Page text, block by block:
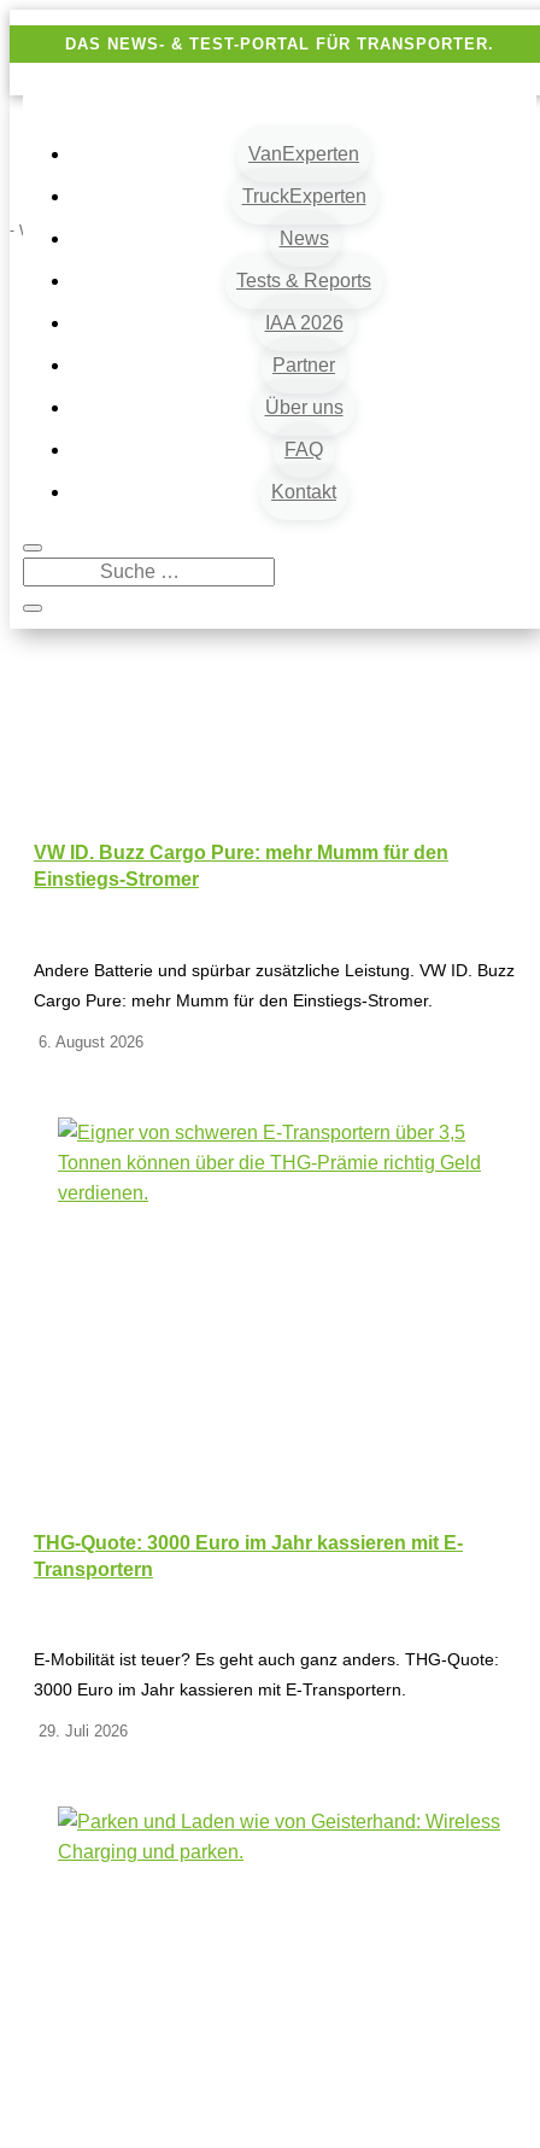
DAS NEWS- & TEST-PORTAL FÜR TRANSPORTER.
VanExperten
TruckExperten
News
Tests & Reports
IAA 2026
Partner
Über uns
FAQ
Kontakt
- Werbung -
VW ID. Buzz Cargo Pure: mehr Mumm für den
Einstiegs-Stromer
Andere Batterie und spürbar zusätzliche Leistung. VW ID. Buzz
Cargo Pure: mehr Mumm für den Einstiegs-Stromer.
6. August 2026
THG-Quote: 3000 Euro im Jahr kassieren mit E-
Transportern
E-Mobilität ist teuer? Es geht auch ganz anders. THG-Quote:
3000 Euro im Jahr kassieren mit E-Transportern.
29. Juli 2026